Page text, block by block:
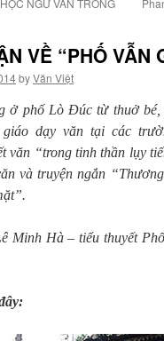
NGỮ VĂN TRONG
VỀ “PHỐ VẪN
byVăn Việt
ở phố Lò Đúc từ thuở
dạy văn tại các
văn “trong tinh thần lụy
và truyện ngắn
Minh Hà – tiểu thuyết